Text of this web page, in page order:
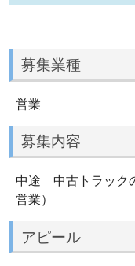
募集業種
営業
募集内容
中途 中古トラック
営業）
アピール